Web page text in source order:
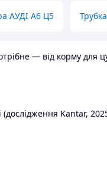
АУДІ А6 Ц5
— від корму для
Kantar,